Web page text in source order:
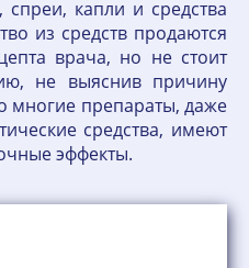
капли и средства
из средств продаются
врача, но не стоит
не выяснив причину
многие препараты, даже
средства, имеют
эффекты.